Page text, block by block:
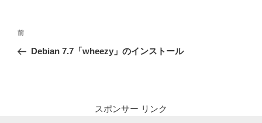
投
ナ
前
の
前
Debian 7.7「wheezy」のインストール
スポンサー リンク